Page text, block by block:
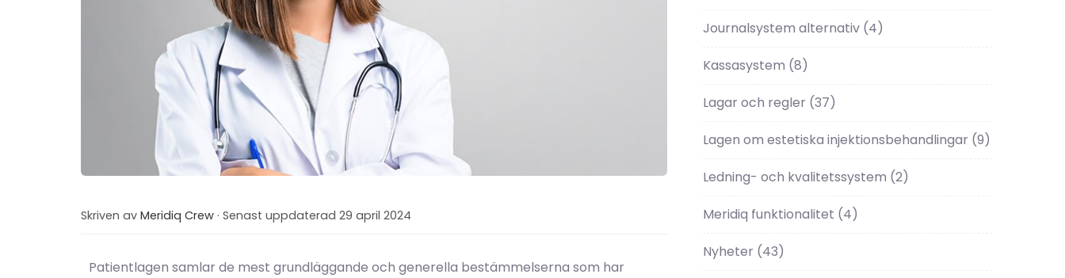
Skriven av Meridiq Crew · Senast uppdaterad 29 april 2024
Patientlagen samlar de mest grundläggande och generella bestämmelserna som har
Journalsystem alternativ (4)
Kassasystem (8)
Lagar och regler (37)
Lagen om estetiska injektionsbehandlingar (9)
Ledning- och kvalitetssystem (2)
Meridiq funktionalitet (4)
Nyheter (43)